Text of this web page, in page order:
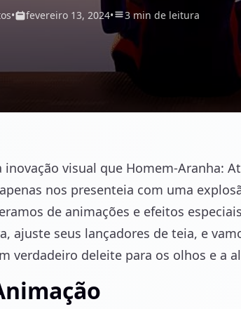
• fevereiro 13, 2024• 3 min de leitura
visual que Homem-Aranha:
nos presenteia com uma
de animações e efeitos
ajuste seus lançadores de teia, e
verdadeiro deleite para os olhos e a